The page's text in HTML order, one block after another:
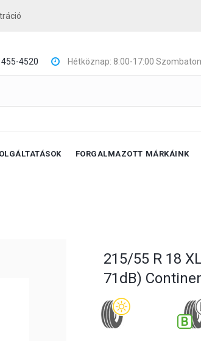
4520 Hétköznap: 8:00-17:00
FORGALMAZOTT MÁRKÁINK
215/55 R 18
71dB)
B